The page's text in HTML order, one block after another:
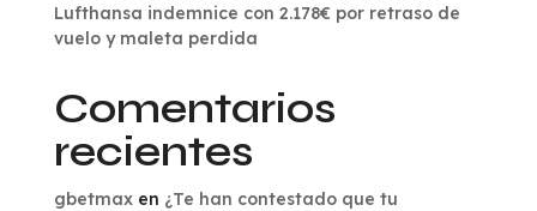
Lufthansa indemnice con 2.178€ por retraso de
vuelo y maleta perdida
Comentarios
recientes
gbetmaxen ¿Te han contestado que tu